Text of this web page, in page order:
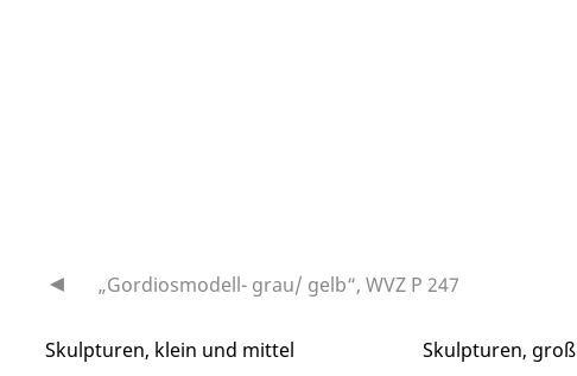
Beitragsnavigation
„Gordiosmodell- grau/ gelb“, WVZ P 247
Skulpturen, klein und mittel Skulpturen, groß